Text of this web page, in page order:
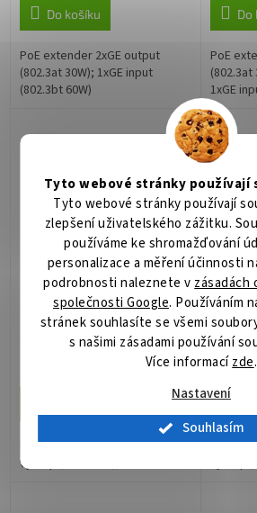
Tyto webové stránky používají
Tyto webové stránky používají
zlepšení uživatelského zážitku.
používáme ke shromažďování
personalizace a měření účinnosti
podrobnosti naleznete v zásadách
společnosti Google. Používáním
stránek souhlasíte se všemi
s našimi zásadami používání
Více informacízde.
Nastavení
Souhlasím
Do košíku
PoE extender 2xGE output
(802.3at 30W); 1xGE input
(802.3bt 60W)
Do
PoE
(802.3at
1xGE
WI-PE21G
(1 ks)
PoE Extender, 1GE vstup + 1GE
výstup (max. 30W); 100m
WI-
180 Kč
PoE